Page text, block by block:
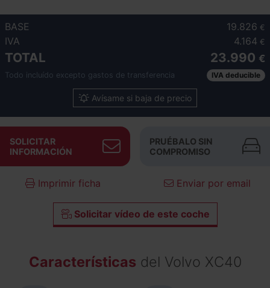
Características del Volvo XC40
BASE 19.826 €
IVA 4.164 €
TOTAL 23.990 €
Todo incluído excepto gastos de transferencia IVA deducible
Avísame si baja de precio
SOLICITAR
INFORMACIÓN
PRUÉBALO SIN
COMPROMISO
Imprimir ficha Enviar por email
Solicitar vídeo de este coche